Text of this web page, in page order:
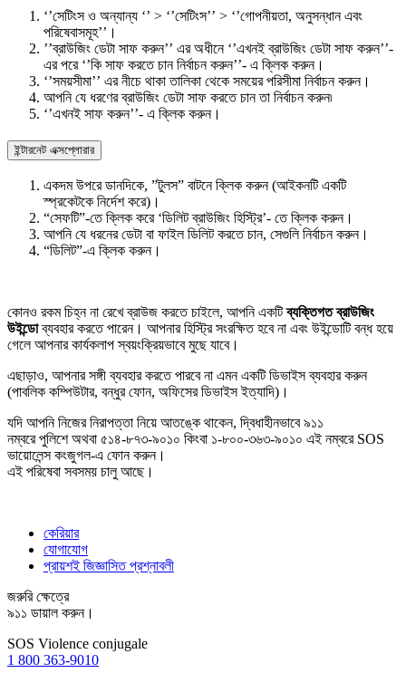
‘’সেটিংস ও অন্যান্য ‘’ > ‘’সেটিংস’’ > ‘’গোপনীয়তা, অনুসন্ধান এবং
পরিষেবাসমূহ’’।
’’ব্রাউজিং ডেটা সাফ করুন’’ এর অধীনে ‘’এখনই ব্রাউজিং ডেটা সাফ করুন’’-
এর পরে ‘’কি সাফ করতে চান নির্বাচন করুন’’- এ ক্লিক করুন।
‘’সময়সীমা’’ এর নীচে থাকা তালিকা থেকে সময়ের পরিসীমা নির্বাচন করুন।
আপনি যে ধরণের ব্রাউজিং ডেটা সাফ করতে চান তা নির্বাচন করুন৷
‘’এখনই সাফ করুন’’- এ ক্লিক করুন।
ইন্টারনেট এক্সপ্লোরার
একদম উপরে ডানদিকে, ”টুলস” বাটনে ক্লিক করুন (আইকনটি একটি
স্প্রকেটকে নির্দেশ করে)।
“সেফটি”-তে ক্লিক করে ‘ডিলিট ব্রাউজিং হিস্ট্রি’- তে ক্লিক করুন।
আপনি যে ধরনের ডেটা বা ফাইল ডিলিট করতে চান, সেগুলি নির্বাচন করুন।
“ডিলিট”-এ ক্লিক করুন।
কোনও রকম চিহ্ন না রেখে ব্রাউজ করতে চাইলে, আপনি একটিব্যক্তিগত ব্রাউজিং
উইন্ডোব্যবহার করতে পারেন। আপনার হিস্ট্রি সংরক্ষিত হবে না এবং উইন্ডোটি বন্ধ হয়ে
গেলে আপনার কার্যকলাপ স্বয়ংক্রিয়ভাবে মুছে যাবে।
এছাড়াও, আপনার সঙ্গী ব্যবহার করতে পারবে না এমন একটি ডিভাইস ব্যবহার করুন
(পাবলিক কম্পিউটার, বন্ধুর ফোন, অফিসের ডিভাইস ইত্যাদি)।
যদি আপনি নিজের নিরাপত্তা নিয়ে আতঙ্কে থাকেন, দ্বিধাহীনভাবে ৯১১
নম্বরে পুলিশে অথবা ৫১৪-৮৭৩-৯০১০ কিংবা ১-৮০০-৩৬৩-৯০১০ এই নম্বরে SOS
ভায়োলেন্স কংজুগল-এ ফোন করুন।
এই পরিষেবা সবসময় চালু আছে।
কেরিয়ার
যোগাযোগ
প্রায়শই জিজ্ঞাসিত প্রশ্নাবলী
জরুরি ক্ষেত্রে
৯১১ ডায়াল করুন।
SOS Violence conjugale
1 800 363-9010